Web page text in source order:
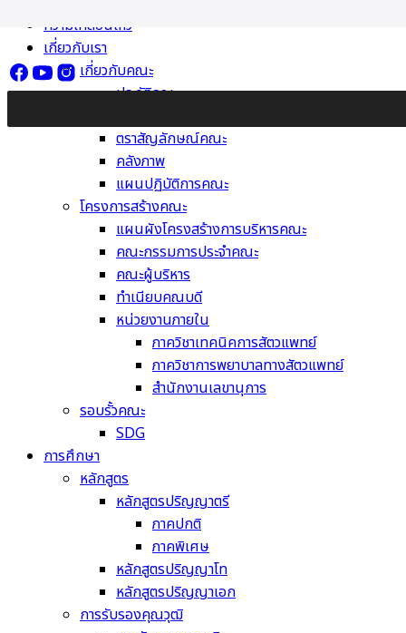
Skip
content
ความเคลื่อนไหว
เกี่ยวกับเรา
เกี่ยวกับคณะ
ประวัติคณะ
ตราสัญลักษณ์คณะ
คลังภาพ
แผนปฏิบัติการคณะ
โครงการสร้างคณะ
แผนผังโครงสร้างการบริหารคณะ
คณะกรรมการประจำคณะ
คณะผู้บริหาร
ทำเนียบคณบดี
หน่วยงานภายใน
ภาควิชาเทคนิคการสัตวแพทย์
ภาควิชาการพยาบาลทางสัตวแพทย์
สำนักงานเลขานุการ
รอบรั้วคณะ
SDG
การศึกษา
หลักสูตร
หลักสูตรปริญญาตรี
ภาคปกติ
ภาคพิเศษ
หลักสูตรปริญญาโท
หลักสูตรปริญญาเอก
การรับรองคุณวุฒิ